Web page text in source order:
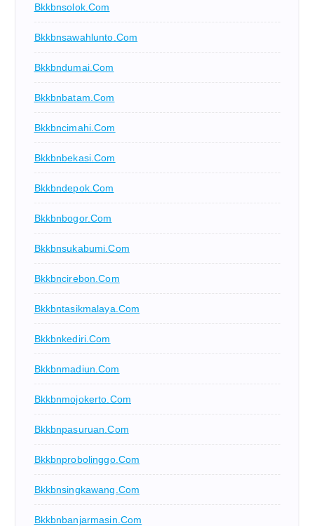
Bkkbnsolok.com
Bkkbnsawahlunto.com
Bkkbndumai.com
Bkkbnbatam.com
Bkkbncimahi.com
Bkkbnbekasi.com
Bkkbndepok.com
Bkkbnbogor.com
Bkkbnsukabumi.com
Bkkbncirebon.com
Bkkbntasikmalaya.com
Bkkbnkediri.com
Bkkbnmadiun.com
Bkkbnmojokerto.com
Bkkbnpasuruan.com
Bkkbnprobolinggo.com
Bkkbnsingkawang.com
Bkkbnbanjarmasin.com